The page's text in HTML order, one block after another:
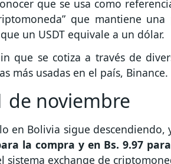
que se usa como
que mantiene
un USDT equivale a un dólar.
que se cotiza a través de
más usadas en el país, Binance.
de noviembre
en Bolivia sigue descendiendo,
la compra y en Bs. 9.97
sistema exchange de